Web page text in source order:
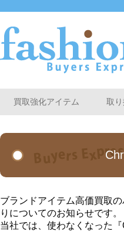
買取強化アイテム 取
ブランドアイテム高価買取
りについてのお知らせです。
当社では、使わなくなった